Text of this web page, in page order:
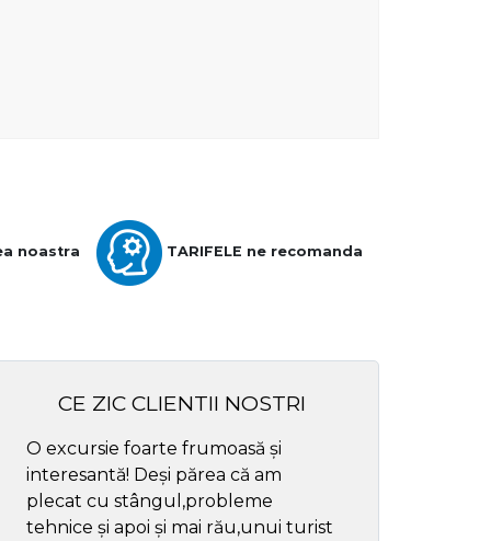
noastra TARIFELE ne recomanda
CE ZIC CLIENTII NOSTRI
O excursie foarte frumoasă și
interesantă! Deși părea că am
plecat cu stângul,probleme
tehnice și apoi și mai rău,unui turist